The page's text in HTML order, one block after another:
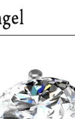
Joyas Únicas
Blog